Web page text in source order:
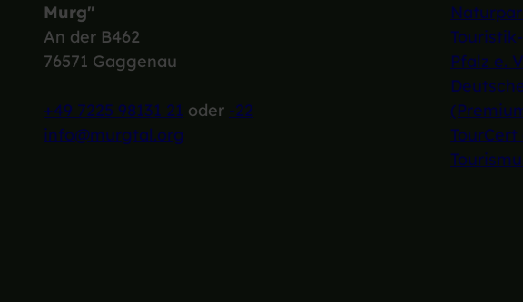
Murg"
An der B462
76571 Gaggenau
+49 7225 98131 21 oder -22
info@murgtal.org
Pfalz e.